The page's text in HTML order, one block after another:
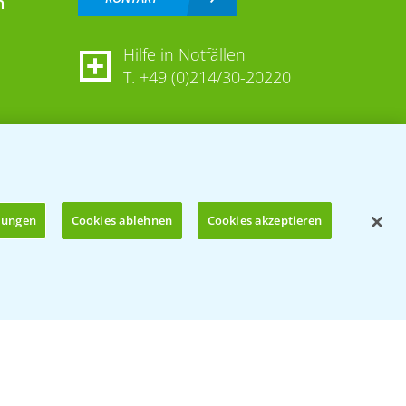
Hilfe in Notfällen
T. +49 (0)214/30-20220
Cookies ablehnen Cookies akzeptieren